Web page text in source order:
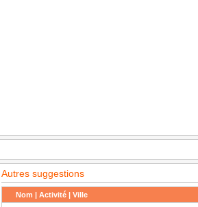
Autres suggestions
Nom | Activité | Ville